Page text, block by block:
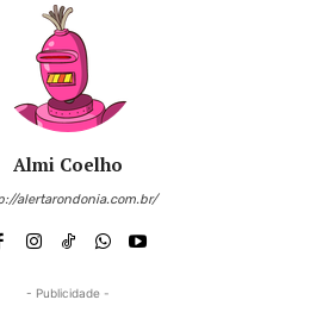
Almi Coelho
alertarondonia.com.br/
- Publicidade -